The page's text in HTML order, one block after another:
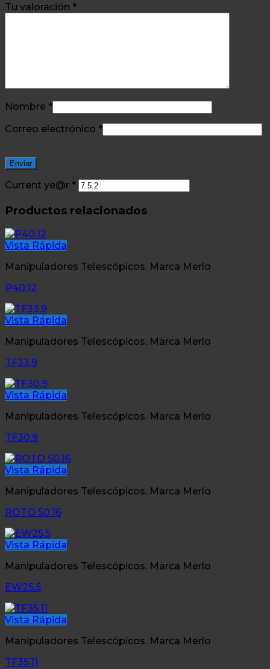
Tu valoración *
Nombre *
Correo electrónico *
Current ye@r *
Productos relacionados
Vista Rápida
Manipuladores Telescópicos. Marca Merlo
P40.12
Vista Rápida
Manipuladores Telescópicos. Marca Merlo
TF33.9
Vista Rápida
Manipuladores Telescópicos. Marca Merlo
TF30.9
Vista Rápida
Manipuladores Telescópicos. Marca Merlo
ROTO 50.16
Vista Rápida
Manipuladores Telescópicos. Marca Merlo
EW25.5
Vista Rápida
Manipuladores Telescópicos. Marca Merlo
TF35.11